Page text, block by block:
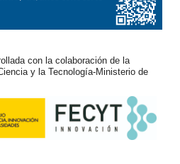
con la colaboración de la
y la Tecnología-Ministerio de